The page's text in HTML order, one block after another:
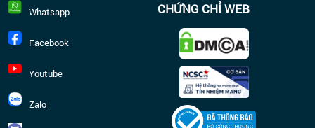
Whatsapp
Facebook
Youtube
Zalo
CHỨNG CHỈ WEB